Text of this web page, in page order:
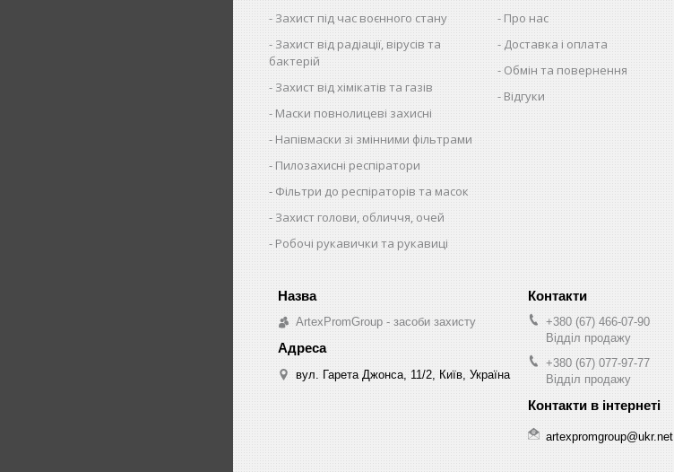
Захист під час воєнного стану
Захист від радіації, вірусів та
бактерій
Захист від хімікатів та газів
Маски повнолицеві захисні
Напівмаски зі змінними фільтрами
Пилозахисні респіратори
Фільтри до респіраторів та масок
Захист голови, обличчя, очей
Робочі рукавички та рукавиці
Про нас
Доставка і оплата
Обмін та повернення
Відгуки
ArtexPromGroup - засоби захисту
вул. Гарета Джонса, 11/2, Київ, Україна
+380 (67) 466-07-90
Відділ продажу
+380 (67) 077-97-77
Відділ продажу
artexpromgroup@ukr.net